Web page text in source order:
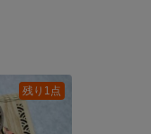
残り1点